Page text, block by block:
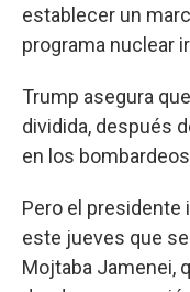
establecer un
programa nuclear
Trump asegura
dividida, después
en los
Pero el presidente
este jueves que
Mojtaba Jamenei,